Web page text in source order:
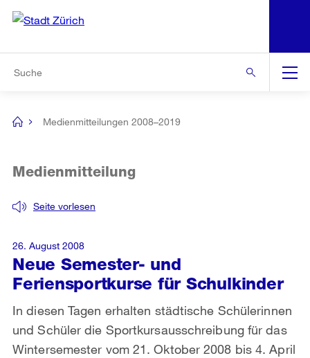
Navigation
[no
Medienmitteilungen 2008–2019
Neue Semester- und
Feriensportkurse für Schulkinder
Seite vorlesen
Medienmitteilung
In diesen Tagen erhalten städtische Schülerinnen
und Schüler die Sportkursausschreibung für das
Wintersemester vom 21. Oktober 2008 bis 4. April
26. August 2008